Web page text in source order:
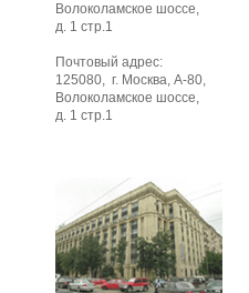
Волоколамское шоссе,
д. 1 стр.1
Почтовый адрес:
125080, г. Москва, А-80,
Волоколамское шоссе,
д. 1 стр.1